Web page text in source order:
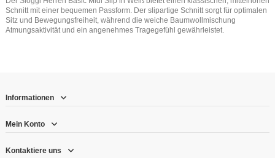
Schnitt mit einer bequemen Passform. Der slipartige Schnitt sorgt für optimalen
Sitz und Bewegungsfreiheit, während die weiche Baumwollmischung
Atmungsaktivität und ein angenehmes Tragegefühl gewährleistet.
Informationen
Mein Konto
Kontaktiere uns